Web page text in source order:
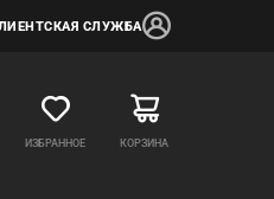
СЛУЖБА
ИЗБРАННОЕ КОРЗИНА